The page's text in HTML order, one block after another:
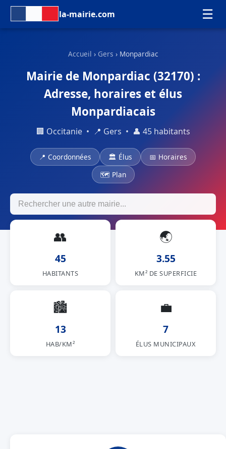
la-mairie.com ☰
Accueil › Gers › Monpardiac
Mairie de Monpardiac (32170) :
Adresse, horaires et élus
Monpardiacais
🏢 Occitanie • 📍 Gers • 👤 45 habitants
📍 Coordonnées 🏛 Élus
📅 Horaires
🗺 Plan
👥
45
HABITANTS
🌏
3.55
KM² DE SUPERFICIE
🏙
13
HAB/KM²
💼
7
ÉLUS MUNICIPAUX